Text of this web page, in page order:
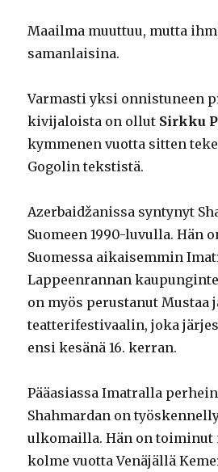
Maailma muuttuu, mutta
samanlaisina.
Varmasti yksi onnistuneen
kivijaloista on ollut Sirkku
kymmenen vuotta sitten
Gogolin tekstistä.
Azerbaidžanissa syntynyt
Suomeen 1990-luvulla. Hän
Suomessa aikaisemmin
Lappeenrannan
on myös perustanut Mustaa
teatterifestivaalin, joka
ensi kesänä 16. kerran.
Pääasiassa Imatralla
Shahmardan on
ulkomailla. Hän on toiminut
kolme vuotta Venäjällä